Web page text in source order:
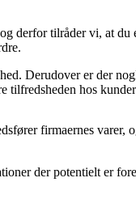
derfor tilråder vi, at du
Derudover er der
tilfredsheden hos
firmaernes varer,
der potentielt er